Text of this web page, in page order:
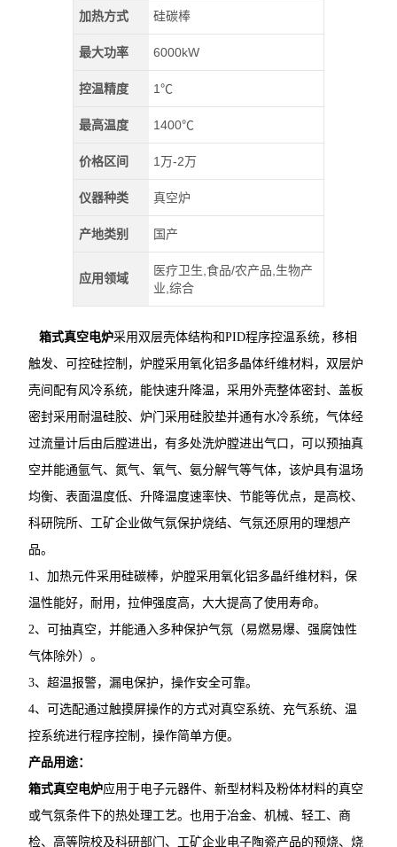
加热方式 硅碳棒
最大功率 6000kW
控温精度 1℃
最高温度 1400℃
价格区间 1万-2万
仪器种类 真空炉
产地类别 国产
应用领域
医疗卫生,食品/农产品,生物产
业,综合
箱式真空电炉采用双层壳体结构和PID程序控温系统，移相
触发、可控硅控制，炉膛采用氧化铝多晶体纤维材料，双层炉
壳间配有风冷系统，能快速升降温，采用外壳整体密封、盖板
密封采用耐温硅胶、炉门采用硅胶垫并通有水冷系统，气体经
过流量计后由后膛进出，有多处洗炉膛进出气口，可以预抽真
空并能通氩气、氮气、氧气、氨分解气等气体，该炉具有温场
均衡、表面温度低、升降温度速率快、节能等优点，是高校、
科研院所、工矿企业做气氛保护烧结、气氛还原用的理想产
品。
1、加热元件采用硅碳棒，炉膛采用氧化铝多晶纤维材料，保
温性能好，耐用，拉伸强度高，大大提高了使用寿命。
2、可抽真空，并能通入多种保护气氛（易燃易爆、强腐蚀性
气体除外）。
3、超温报警，漏电保护，操作安全可靠。
4、可选配通过触摸屏操作的方式对真空系统、充气系统、温
控系统进行程序控制，操作简单方便。
产品用途：
箱式真空电炉应用于电子元器件、新型材料及粉体材料的真空
或气氛条件下的热处理工艺。也用于冶金、机械、轻工、商
检、高等院校及科研部门、工矿企业电子陶瓷产品的预烧、烧